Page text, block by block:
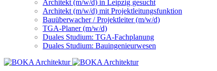
Architekt (m/w/d) in Leipzig gesucht
Architekt (m/w/d) mit Projektleitungsfunktion
Bauüberwacher / Projektleiter (m/w/d)
TGA-Planer (m/w/d)
Duales Studium: TGA-Fachplanung
Duales Studium: Bauingenieurwesen